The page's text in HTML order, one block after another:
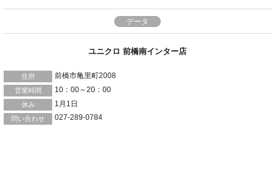
データ
ユニクロ 前橋南インター店
住所 前橋市亀里町2008
営業時間 10：00～20：00
休み 1月1日
問い合わせ 027-289-0784